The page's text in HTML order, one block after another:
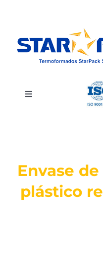
contenido
Toggle
SERVICIOS
Envase
plástico